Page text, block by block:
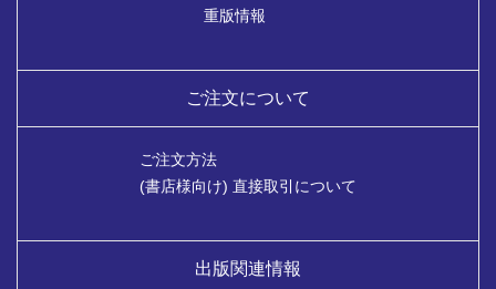
重版情報
ご注文について
ご注文方法
(書店様向け) 直接取引について
出版関連情報